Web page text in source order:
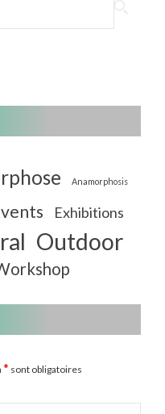
Anamorphosis
Exhibitions
Outdoor
* sont obligatoires